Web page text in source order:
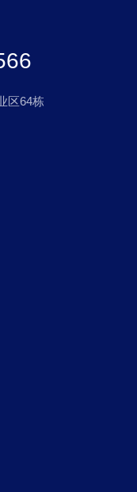
区64栋